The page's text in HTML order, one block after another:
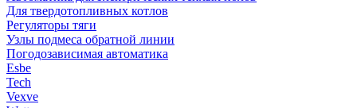
Для твердотопливных котлов
Регуляторы тяги
Узлы подмеса обратной линии
Погодозависимая автоматика
Esbe
Tech
Vexve